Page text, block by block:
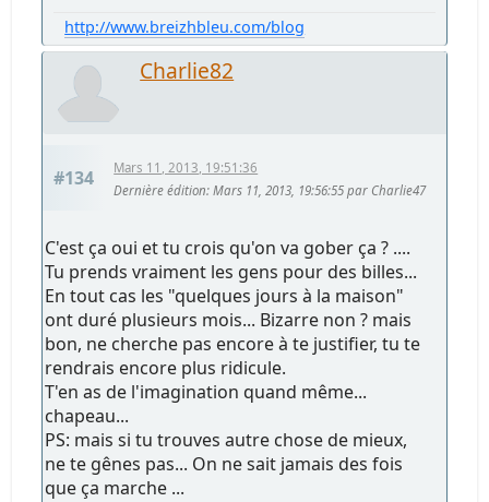
http://www.breizhbleu.com/blog
Charlie82
#134
Mars 11, 2013, 19:51:36
Dernière édition: Mars 11, 2013, 19:56:55 par Charlie47
C'est ça oui et tu crois qu'on va gober ça ? ....
Tu prends vraiment les gens pour des billes...
En tout cas les "quelques jours à la maison"
ont duré plusieurs mois... Bizarre non ? mais
bon, ne cherche pas encore à te justifier, tu te
rendrais encore plus ridicule.
T'en as de l'imagination quand même...
chapeau...
PS: mais si tu trouves autre chose de mieux,
ne te gênes pas... On ne sait jamais des fois
que ça marche ...